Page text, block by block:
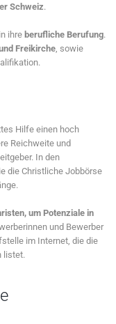
Schweiz.
ihre berufliche Berufung.
Freikirche , sowie
Hilfe einen hoch
Reichweite und
In den
die Christliche Jobbörse
um Potenziale in
und Bewerber
im Internet, die die
listet.